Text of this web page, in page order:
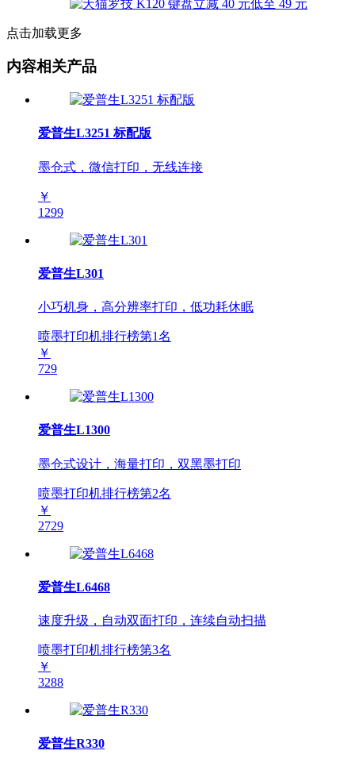
点击加载更多
内容相关产品
爱普生L3251 标配版
墨仓式，微信打印，无线连接
￥
1299
爱普生L301
小巧机身，高分辨率打印，低功耗休眠
喷墨打印机排行榜第1名
￥
729
爱普生L1300
墨仓式设计，海量打印，双黑墨打印
喷墨打印机排行榜第2名
￥
2729
爱普生L6468
速度升级，自动双面打印，连续自动扫描
喷墨打印机排行榜第3名
￥
3288
爱普生R330